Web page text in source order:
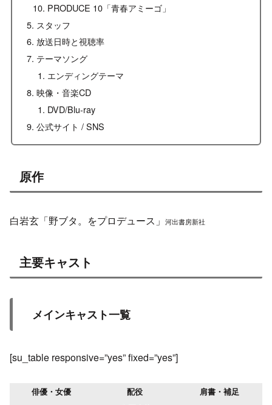
PRODUCE 10「青春アミーゴ」
スタッフ
放送日時と視聴率
テーマソング
エンディングテーマ
映像・音楽CD
DVD/Blu-ray
公式サイト / SNS
原作
白岩玄「野ブタ。をプロデュース」 河出書房新社
主要キャスト
メインキャスト一覧
[su_table responsive=”yes” fixed=”yes”]
俳優・女優 配役
肩書・補足